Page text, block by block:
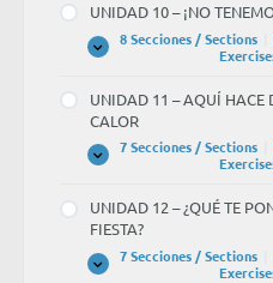
PLANES
Y
OBLIGACIONES
UNIDAD 10 – ¡NO
Expandir
UNIDAD
¡NO
TENEMOS
8 Secciones / Sections
UNIDAD 11 – AQUÍ HACE
CALOR
Expandir
UNIDAD
AQUÍ
HACE
CALOR
7 Secciones / Sections
UNIDAD 12 – ¿QUÉ TE
FIESTA?
Expandir
UNIDAD
7 Secciones / Sections